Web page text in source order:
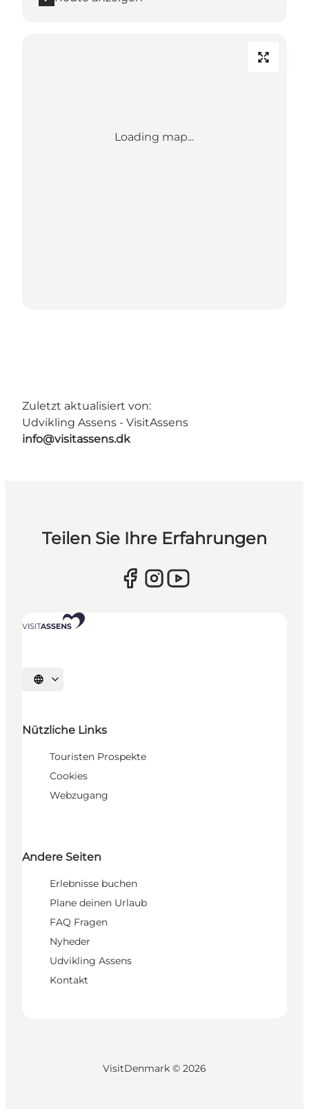
Loading map...
Zuletzt aktualisiert von:
Udvikling Assens - VisitAssens
info@visitassens.dk
Teilen Sie Ihre Erfahrungen
Sprache auswählen
Nützliche Links
Touristen Prospekte
Cookies
Webzugang
Andere Seiten
Erlebnisse buchen
Plane deinen Urlaub
FAQ Fragen
Nyheder
Udvikling Assens
Kontakt
VisitDenmark © 2026